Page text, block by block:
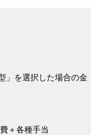
」を選択した場合の金
＋各種手当